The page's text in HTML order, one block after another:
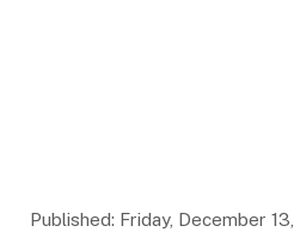
Published: Friday, December